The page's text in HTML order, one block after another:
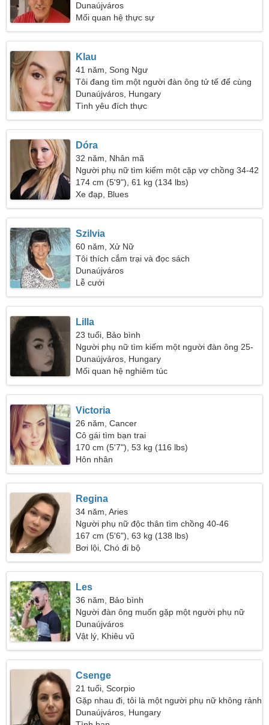
Dunaújváros
Mối quan hệ thực sự
Klau
41 năm, Song Ngư
Tôi đang tìm một người đàn ông tử tế để cùng
nhau đi du lịch
Dunaújváros, Hungary
Tình yêu đích thực
Dóra
32 năm, Nhân mã
Người phụ nữ tìm kiếm một cặp vợ chồng 34-42
174 cm (5'9"), 61 kg (134 lbs)
Xe đạp, Blues
Szilvia
60 năm, Xử Nữ
Tôi thích cắm trại và đọc sách
Dunaújváros
Lễ cưới
Lilla
23 tuổi, Bảo bình
Người phụ nữ tìm kiếm một người đàn ông 25-
30
Dunaújváros, Hungary
Mối quan hệ nghiêm túc
Victoria
26 năm, Cancer
Cô gái tìm bạn trai
170 cm (5'7"), 53 kg (116 lbs)
Hôn nhân
Regina
34 năm, Aries
Người phụ nữ độc thân tìm chồng 40-46
167 cm (5'6"), 63 kg (138 lbs)
Bơi lội, Chó đi bộ
Les
36 năm, Bảo bình
Người đàn ông muốn gặp một người phụ nữ
Dunaújváros
Vật lý, Khiêu vũ
Csenge
21 tuổi, Scorpio
Gặp nhau đi, tôi là một người phụ nữ không rảnh
Dunaújváros, Hungary